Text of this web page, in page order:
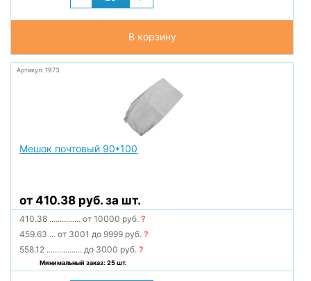
В корзину
Артикул: 1973
Мешок почтовый 90*100
от 410.38 руб. за шт.
410.38 ............... от 10000 руб.?
459.63 ... от 3001 до 9999 руб.?
558.12 ................. до 3000 руб.?
Минимальный заказ: 25 шт.